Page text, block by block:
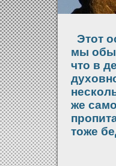
Этот
мы
что в
же
тоже